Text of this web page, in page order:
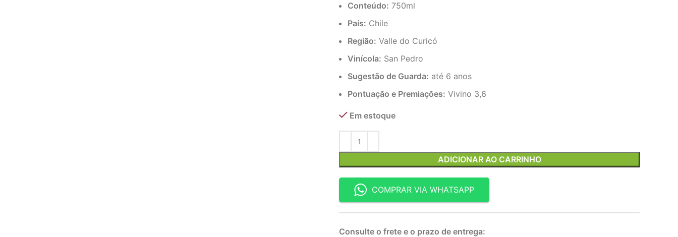
Conteúdo: 750ml
País: Chile
Região: Valle do Curicó
Vinícola: San Pedro
Sugestão de Guarda: até 6 anos
Pontuação e Premiações: Vivino 3,6
Em estoque
ADICIONAR AO CARRINHO
COMPRAR VIA WHATSAPP
Consulte o frete e o prazo de entrega: